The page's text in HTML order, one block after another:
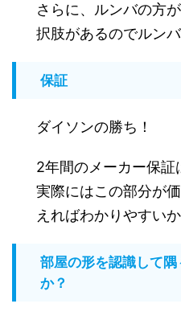
さらに、ルンバの方
択肢があるのでルン
保証
ダイソンの勝ち！
2年間のメーカー保証
実際にはこの部分が
えればわかりやすいか
部屋の形を認識して
か？